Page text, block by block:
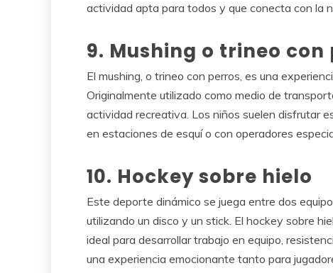
actividad apta para todos y que conecta con la
9. Mushing o trineo con
El mushing, o trineo con perros, es una
Originalmente utilizado como medio de
actividad recreativa. Los niños suelen disfrutar
en estaciones de esquí o con operadores
10. Hockey sobre hielo
Este deporte dinámico se juega entre dos
utilizando un disco y un stick. El hockey sobre
ideal para desarrollar trabajo en equipo,
una experiencia emocionante tanto para